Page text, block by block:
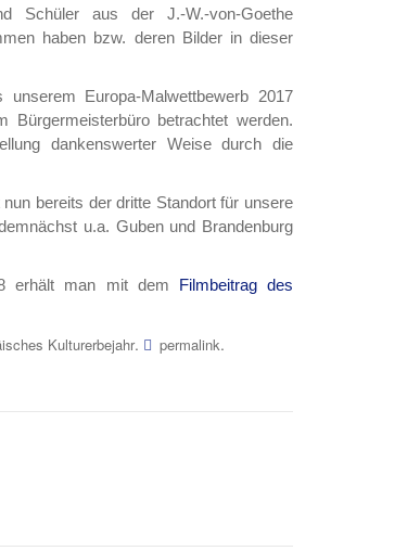
Schüler aus der J.-W.-von-Goethe
haben bzw. deren Bilder in dieser
Europa-Malwettbewerb 2017
Bürgermeisterbüro betrachtet werden.
dankenswerter Weise durch die
bereits der dritte Standort für unsere
u.a. Guben und Brandenburg
erhält man mit dem Filmbeitrag des
Kulturerbejahr. permalink.